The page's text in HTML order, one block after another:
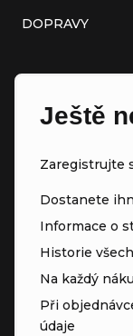
DOPRAVY
Ještě
Zaregistrujte
Dostanete
Informace o
Historie
Na každý
Při
údaje